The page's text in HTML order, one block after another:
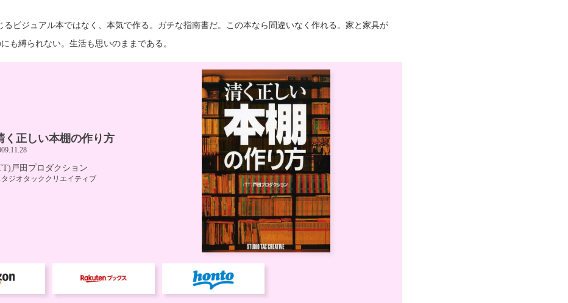
るビジュアル本ではなく、本気で作る。ガチな指南書だ。この本なら間違いなく作れる。家と家具が
も縛られない。生活も思いのままである。